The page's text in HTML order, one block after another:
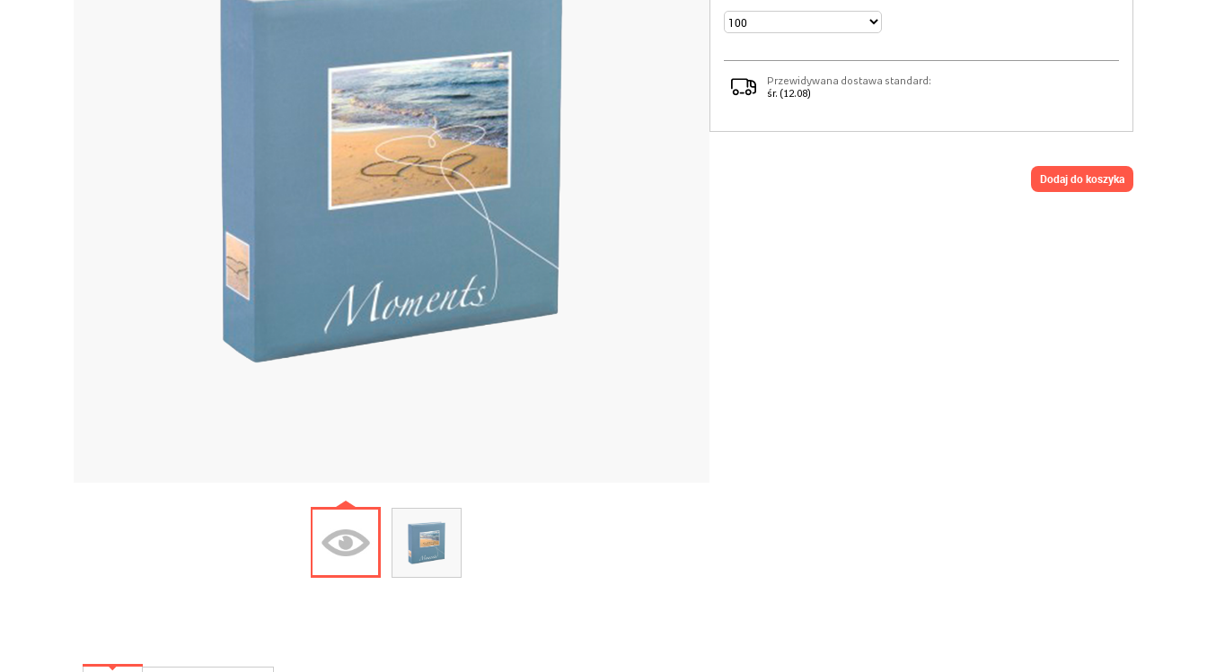
Przewidywana dostawa standard:
śr. (12.08)
dodaj do koszyka